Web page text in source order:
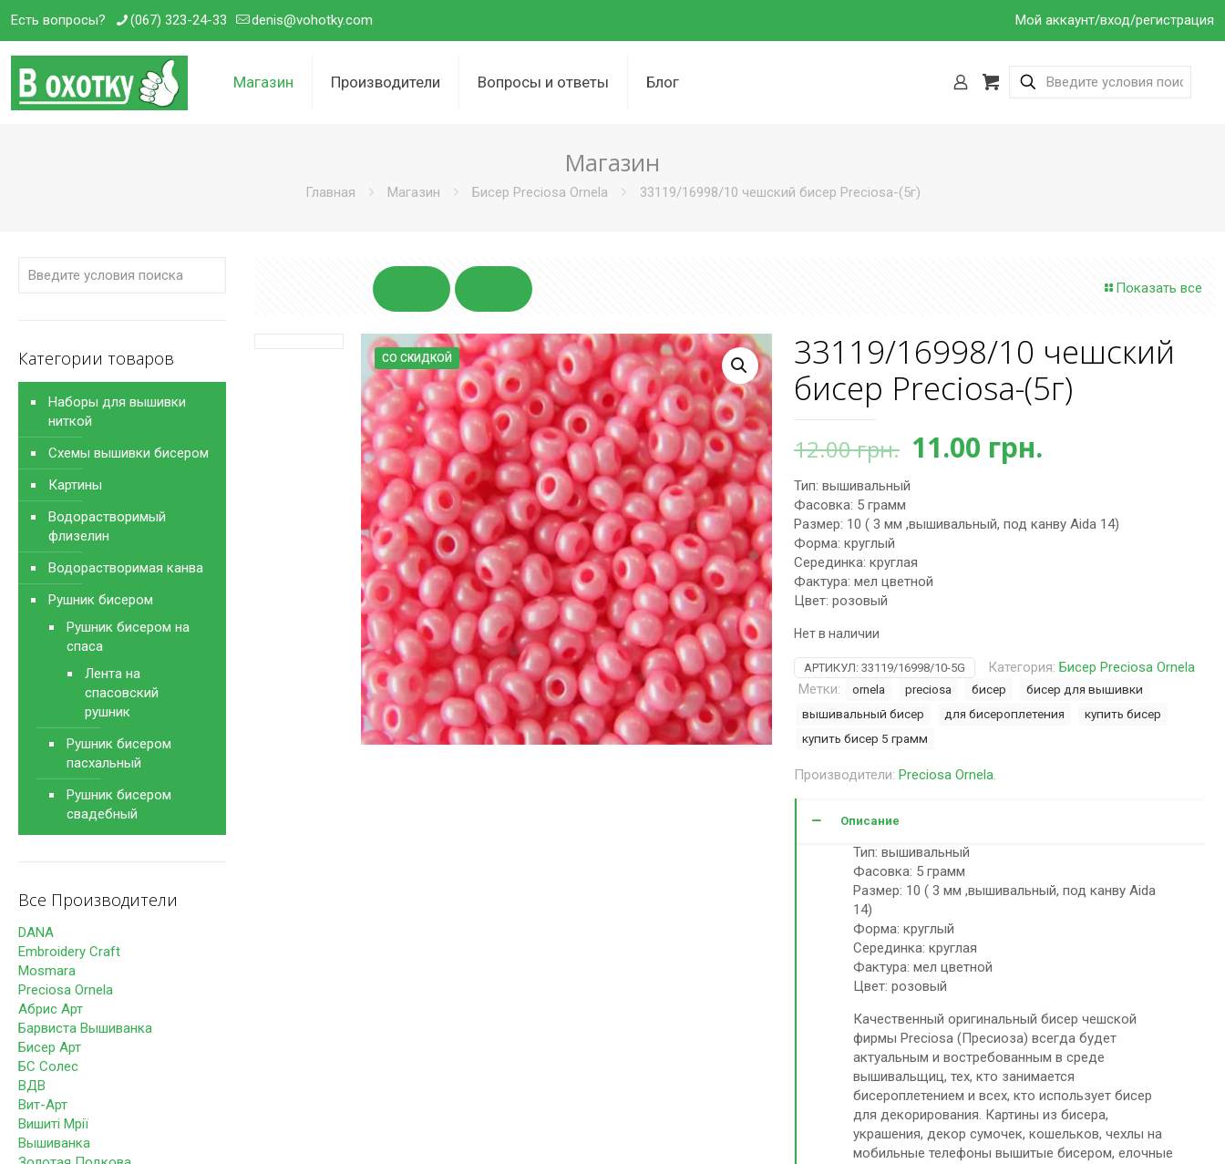
Есть вопросы? (067) 323-24-33 denis@vohotky.com Мой аккаунт/вход/регистрация
Магазин Производители Вопросы и ответы Блог
Магазин
Главная Магазин Бисер Preciosa Ornela 33119/16998/10 чешский бисер Preciosa-(5г)
Показать все
СО СКИДКОЙ
33119/16998/10 чешский
бисер Preciosa-(5г)
12.00грн. Первоначальная
12.00 грн..
11.00 грн.Текущая
Тип: вышивальный
Фасовка: 5 грамм
Размер: 10 ( 3 мм ,вышивальный, под канву Aida 14)
Форма: круглый
Серединка: круглая
Фактура: мел цветной
Цвет: розовый
Нет в наличии
АРТИКУЛ: 33119/16998/10-5G Категория: Бисер Preciosa Ornela
Метки:
ornela preciosa бисер
бисер для вышивки
вышивальный бисер
для бисероплетения
купить бисер
купить бисер 5 грамм
Производители: Preciosa Ornela.
Описание
Тип: вышивальный
Фасовка: 5 грамм
Размер: 10 ( 3 мм ,вышивальный, под канву Aida
14)
Форма: круглый
Серединка: круглая
Фактура: мел цветной
Цвет: розовый
Качественный оригинальный бисер чешской
фирмы Preciosa (Пресиоза) всегда будет
актуальным и востребованным в среде
вышивальщиц, тех, кто занимается
бисероплетением и всех, кто использует бисер
для декорирования. Картины из бисера,
украшения, декор сумочек, кошельков, чехлы на
мобильные телефоны вышитые бисером, елочные
Категории товаров
Наборы для вышивки
ниткой
Схемы вышивки бисером
Картины
Водорастворимый
флизелин
Водорастворимая канва
Рушник бисером
Рушник бисером на
спаса
Лента на
спасовский
рушник
Рушник бисером
пасхальный
Рушник бисером
свадебный
Все Производители
DANA
Embroidery Craft
Mosmara
Preciosa Ornela
Абрис Арт
Барвиста Вышиванка
Бисер Арт
БС Солес
ВДВ
Вит-Арт
Вишиті Мрії
Вышиванка